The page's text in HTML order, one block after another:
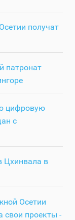
получат
патронат
цифровую
с
Цхинвала в
Осетии
свои проекты -